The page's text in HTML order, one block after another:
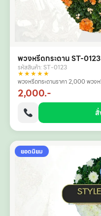
พวงหรีดกระดาน ST-0123
รหัสสินค้า: ST-0123
★★★★★
พวงหรีดกระดานราคา 2,000 พวง
2,000.-
สั่
ยอดนิยม